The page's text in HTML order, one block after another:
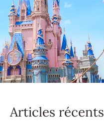
Articles récents